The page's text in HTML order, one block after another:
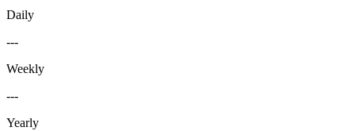
Daily
---
Weekly
---
Yearly